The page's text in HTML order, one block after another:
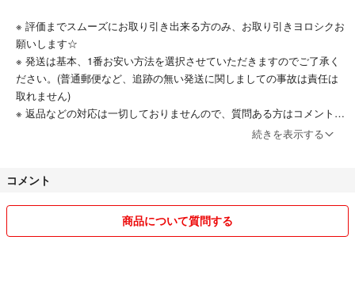
※ 評価までスムーズにお取り引き出来る方のみ、お取り引きヨロシクお
願いします☆
※ 発送は基本、1番お安い方法を選択させていただきますのでご了承く
ださい。(普通郵便など、追跡の無い発送に関しましての事故は責任は
取れません)
※ 返品などの対応は一切しておりませんので、質問ある方はコメント欄
より質問・納得した上でご購入ヨロシクお願いします。続きを表示する
コメント
商品について質問する